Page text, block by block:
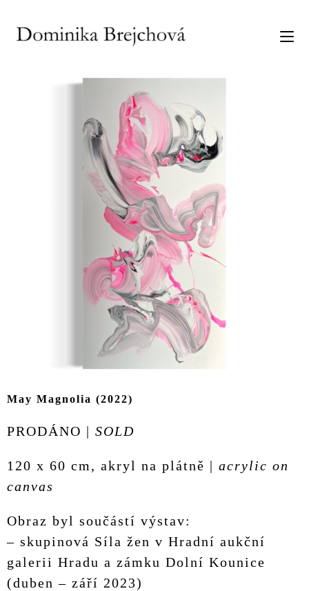
May Magnolia (2022)
PRODÁNO | SOLD
120 x 60 cm, akryl na plátně | acrylic on
canvas
Obraz byl součástí výstav:
– skupinová Síla žen v Hradní aukční
galerii Hradu a zámku Dolní Kounice
(duben – září 2023)